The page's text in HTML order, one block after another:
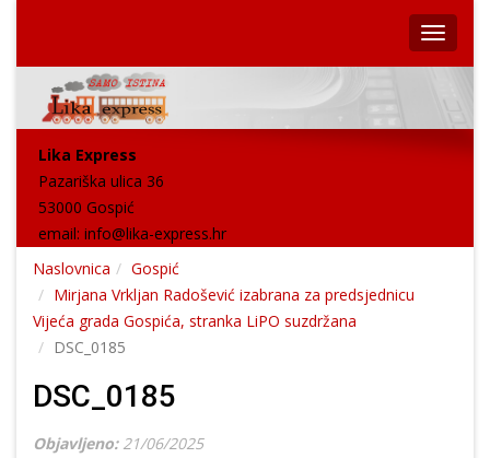
Lika Express
Pazariška ulica 36
53000 Gospić
email: info@lika-express.hr
Naslovnica
Gospić
Mirjana Vrkljan Radošević izabrana za predsjednicu
Vijeća grada Gospića, stranka LiPO suzdržana
DSC_0185
DSC_0185
Objavljeno: 21/06/2025